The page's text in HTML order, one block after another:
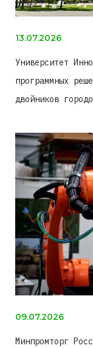
13.07.2026
Университет
программных
двойников
09.07.2026
Минпромторг